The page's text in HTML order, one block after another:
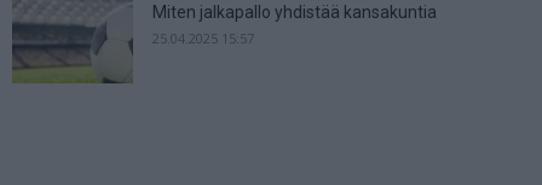
Miten jalkapallo yhdistää kansakuntia
25.04.2025 15:57